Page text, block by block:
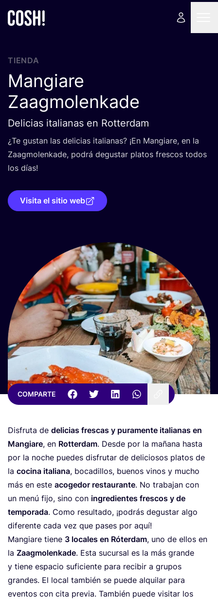
TIENDA
Mangiare
Zaagmolenkade
Delicias italianas en Rotterdam
¿Te gus­tan las deli­cias ita­lia­nas? ¡En Man­gia­re, en la
Zaag­mo­len­ka­de, podrá degus­tar pla­tos fres­cos todos
los días!
Visita el sitio web
COMPARTE
Dis­fru­ta de deli­cias fres­cas y pura­men­te ita­lia­nas en
Man­gia­re, en Rot­ter­dam. Des­de por la maña­na has­ta
por la noche pue­des dis­fru­tar de deli­cio­sos pla­tos de
la coci­na ita­lia­na, boca­di­llos, bue­nos vinos y mucho
más en este aco­ge­dor res­tau­ran­te. No tra­ba­jan con
un menú fijo, sino con ingre­dien­tes fres­cos y de
tem­po­ra­da. Como resul­ta­do, ¡podrás degus­tar algo
dife­ren­te cada vez que pases por aquí!
Man­gia­re tie­ne 3 loca­les en Róter­dam, uno de ellos en
la Zaag­mo­len­ka­de. Esta sucur­sal es la más gran­de
y tie­ne espa­cio sufi­cien­te para reci­bir a gru­pos
gran­des. El local tam­bién se pue­de alqui­lar para
even­tos con cita pre­via. Tam­bién pue­de visi­tar los